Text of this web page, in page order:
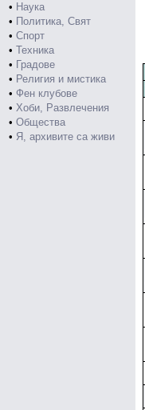
• Наука
• Политика, Свят
• Спорт
• Техника
• Градове
• Религия и мистика
• Фен клубове
• Хоби, Развлечения
• Общества
• Я, архивите са живи